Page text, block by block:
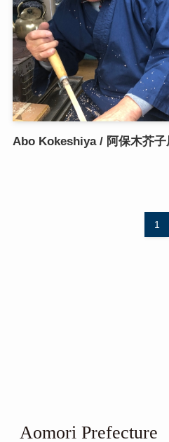
Abo Kokeshiya / 阿保木芥子
1